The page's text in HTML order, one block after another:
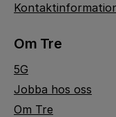
Om Tre
5G
Jobba hos oss
Om Tre